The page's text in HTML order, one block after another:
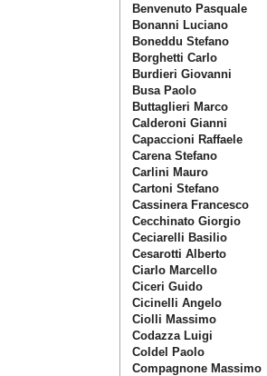
Benvenuto Pasquale
Bonanni Luciano
Boneddu Stefano
Borghetti Carlo
Burdieri Giovanni
Busa Paolo
Buttaglieri Marco
Calderoni Gianni
Capaccioni Raffaele
Carena Stefano
Carlini Mauro
Cartoni Stefano
Cassinera Francesco
Cecchinato Giorgio
Ceciarelli Basilio
Cesarotti Alberto
Ciarlo Marcello
Ciceri Guido
Cicinelli Angelo
Ciolli Massimo
Codazza Luigi
Coldel Paolo
Compagnone Massimo